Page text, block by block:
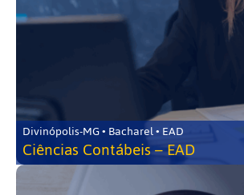
Divinópolis-MG • Bacharel • EAD
Ciências Contábeis – EAD